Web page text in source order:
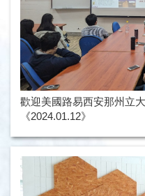
歡迎美國路易西安那州立
《2024.01.12》